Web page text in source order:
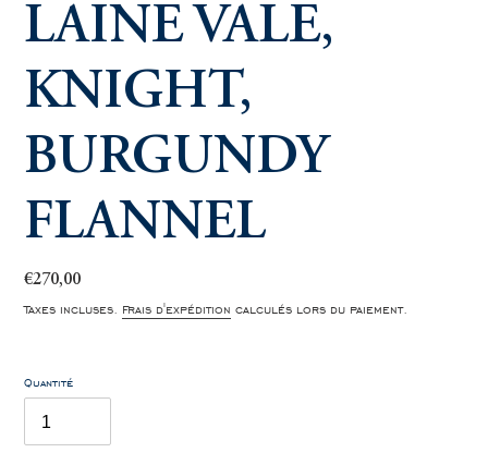
LAINE VALE,
KNIGHT,
BURGUNDY
FLANNEL
Prix
normal
€270,00
Taxes incluses. Frais d'expédition calculés lors du paiement.
Quantité